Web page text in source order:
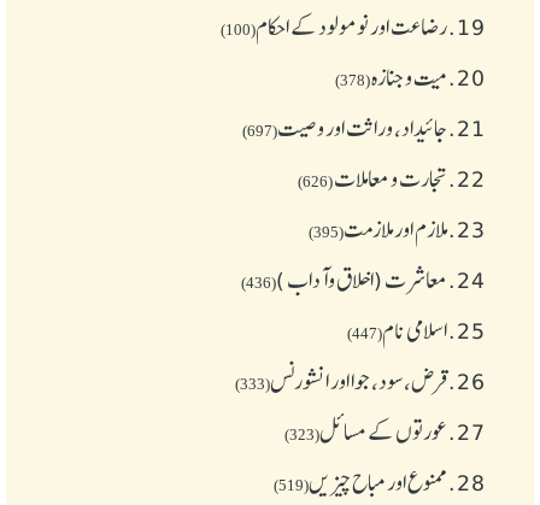
19. رضاعت اور نومولود کے احکام(100)
20. میت و جنازہ(378)
21. جائیداد، وراثت اور وصیت(697)
22. تجارت و معاملات(626)
23. ملازم اور ملازمت(395)
24. معاشرت (اخلاق وآداب )(436)
25. اسلامی نام(447)
26. قرض،سود، جوا اور انشورنس(333)
27. عورتوں کے مسائل(323)
28. ممنوع اور مباح چیز یں(519)